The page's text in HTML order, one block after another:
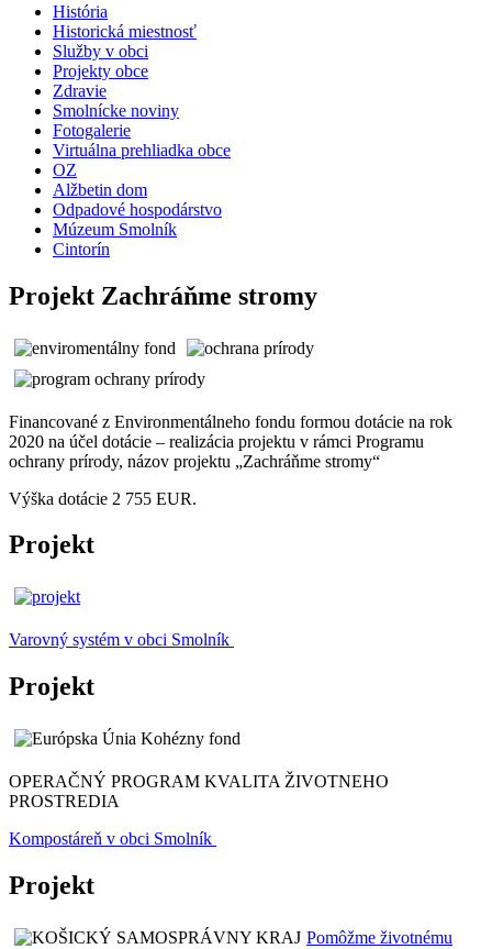
História
Historická miestnosť
Služby v obci
Projekty obce
Zdravie
Smolnícke noviny
Fotogalerie
Virtuálna prehliadka obce
OZ
Alžbetin dom
Odpadové hospodárstvo
Múzeum Smolník
Cintorín
Projekt Zachráňme stromy
Financované z Environmentálneho fondu formou dotácie na rok
2020 na účel dotácie – realizácia projektu v rámci Programu
ochrany prírody, názov projektu „Zachráňme stromy“
Výška dotácie 2 755 EUR.
Projekt
Varovný systém v obci Smolník
Projekt
OPERAČNÝ PROGRAM KVALITA ŽIVOTNEHO
PROSTREDIA
Kompostáreň v obci Smolník
Projekt
Pomôžme životnému